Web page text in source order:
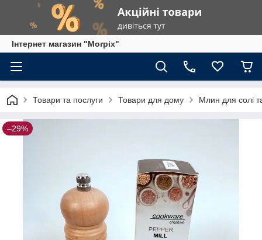
Інтернет магазин "Morpix"
Товари та послуги Товари для дому Млин для солі
–29%